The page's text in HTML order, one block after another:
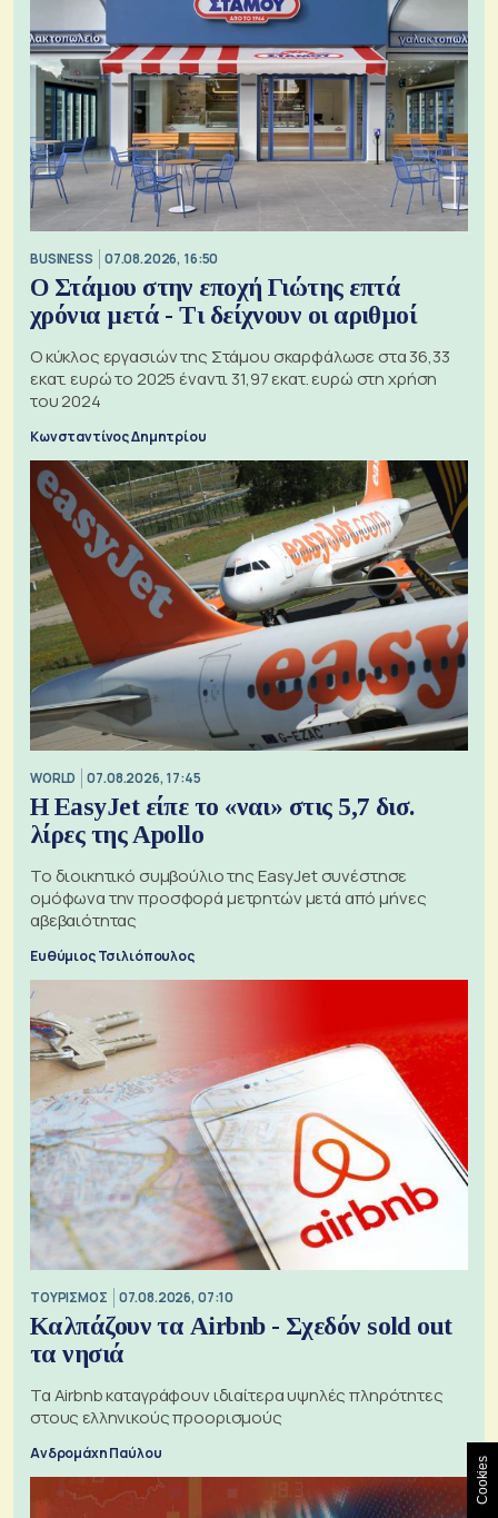
BUSINESS 07.08.2026, 16:50
Ο Στάμου στην εποχή Γιώτης επτά
χρόνια μετά - Τι δείχνουν οι αριθμοί
Ο κύκλος εργασιών της Στάμου σκαρφάλωσε στα 36,33
εκατ. ευρώ το 2025 έναντι 31,97 εκατ. ευρώ στη χρήση
του 2024
Κωνσταντίνος Δημητρίου
WORLD 07.08.2026, 17:45
Η EasyJet είπε το «ναι» στις 5,7 δισ.
λίρες της Apollo
Το διοικητικό συμβούλιο της EasyJet συνέστησε
ομόφωνα την προσφορά μετρητών μετά από μήνες
αβεβαιότητας
Ευθύμιος Τσιλιόπουλος
ΤΟΥΡΙΣΜΟΣ 07.08.2026, 07:10
Καλπάζουν τα Airbnb - Σχεδόν sold out
τα νησιά
Τα Airbnb καταγράφουν ιδιαίτερα υψηλές πληρότητες
στους ελληνικούς προορισμούς
Ανδρομάχη Παύλου
Cookies